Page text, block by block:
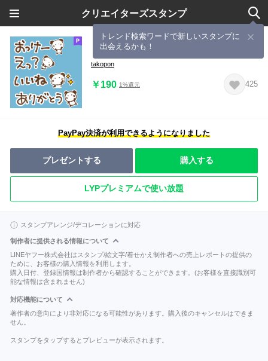
クリエイターズスタンプ
トレンド検索ワードで新しいスタンプに
出会えるかも！
ミニサイズ☆簡単メッセージ(ぱんだ)
takopon
￥190 1%還元 425
PayPay決済が利用できるようになりました
プレゼントする 購入する
LYPプレミアムで使い放題
スタンプアレンジ/デコレーションに対応
制作者に提供される情報について
LINEヤフー株式会社はスタンプ/絵文字/着せかえ制作者への売上レポートの提供の
ために、お客様の購入情報を利用します。
購入日付、登録国情報は制作者から確認することができます。(お客様を直接識別可
能な情報は含まれません)
対応機能について
著作者の意向により非対応になる可能性があります。購入後のキャンセルはできま
せん。
スタンプをタップするとプレビューが表示されます。